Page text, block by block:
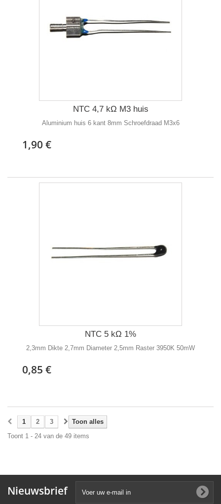
NTC 4,7 kΩ M3 huis
Aluminium huis 6 kant 8mm Schroefdraad M3x6
1,90 €
NTC 5 kΩ 1%
2,3mm Dikte 2,7mm Diameter 2,5mm Raster 3950K 50mW
0,85 €
Toon alles
1 2
3
Toont 1 - 24 van de 49 items
Nieuwsbrief